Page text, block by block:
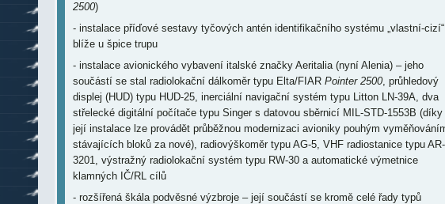
2500)
- instalace příďové sestavy tyčových antén identifikačního systému „vlastní-cizí“
blíže u špice trupu
- instalace avionického vybavení italské značky Aeritalia (nyní Alenia) – jeho
součástí se stal radiolokační dálkoměr typu Elta/FIAR Pointer 2500, průhledový
displej (HUD) typu HUD-25, inerciální navigační systém typu Litton LN-39A, dva
střelecké digitální počítače typu Singer s datovou sběrnicí MIL-STD-1553B (díky
její instalace lze provádět průběžnou modernizaci avioniky pouhým
stávajících bloků za nové), radiovýškoměr typu AG-5, VHF radiostanice typu AR-
3201, výstražný radiolokační systém typu RW-30 a automatické výmetnice
klamných IČ/RL cílů
- rozšířená škála podvěsné výzbroje – její součástí se kromě celé řady typů